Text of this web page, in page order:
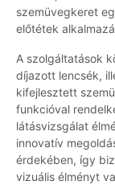
szemüvegkeret
előtétek
A szolgáltatások
díjazott lencsék,
kifejlesztett
funkcióval
látásvizsgálat
innovatív
érdekében, így
vizuális élményt